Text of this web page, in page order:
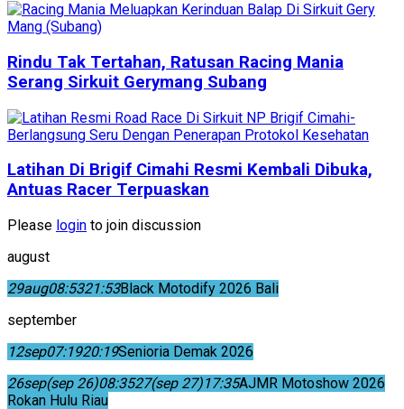
Rindu Tak Tertahan, Ratusan Racing Mania
Serang Sirkuit Gerymang Subang
Latihan Di Brigif Cimahi Resmi Kembali Dibuka,
Antuas Racer Terpuaskan
Please login to join discussion
august
29aug08:5321:53Black Motodify 2026 Bali
september
12sep07:1920:19Senioria Demak 2026
26sep(sep 26)08:3527(sep 27)17:35AJMR Motoshow 2026
Rokan Hulu Riau